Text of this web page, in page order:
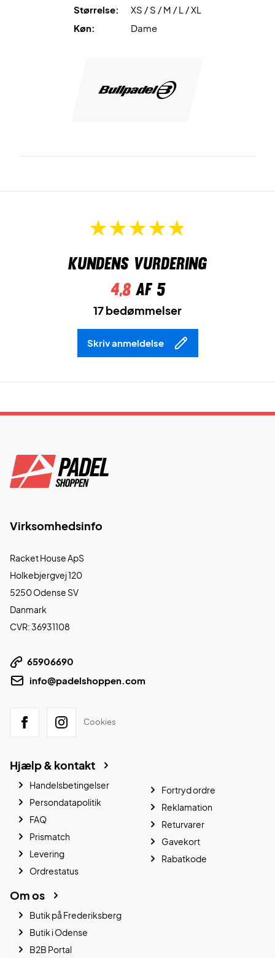
Størrelse:
XS / S / M / L / XL
Køn:
Dame
Kundens vurdering
4,8af 5
17 bedømmelser
Skriv anmeldelse
Virksomhedsinfo
Racket House ApS
Holkebjergvej 120
5250 Odense SV
Danmark
CVR: 36931108
65906690
info@padelshoppen.com
Cookies
Hjælp & kontakt
Handelsbetingelser
Persondatapolitik
FAQ
Prismatch
Levering
Ordrestatus
Fortryd ordre
Reklamation
Returvarer
Gavekort
Rabatkode
Om os
Butik på Frederiksberg
Butik i Odense
B2B Portal